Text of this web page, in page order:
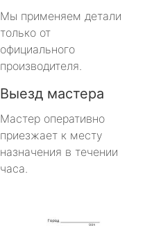
Мы применяем детали
только от
официального
производителя.
Выезд мастера
Мастер оперативно
приезжает к месту
назначения в течении
часа.